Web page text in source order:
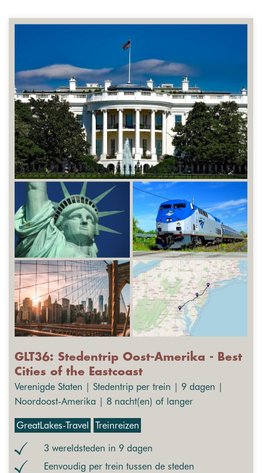
GLT36: Stedentrip Oost-Amerika - Best
Cities of the Eastcoast
Verenigde Staten | Stedentrip per trein | 9 dagen |
Noordoost-Amerika | 8 nacht(en) of langer
GreatLakes-Travel Treinreizen
3 wereldsteden in 9 dagen
Eenvoudig per trein tussen de steden